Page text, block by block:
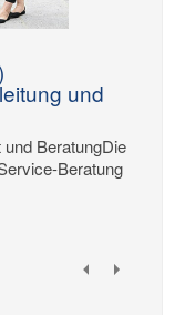
und
BeratungDie
Beratung